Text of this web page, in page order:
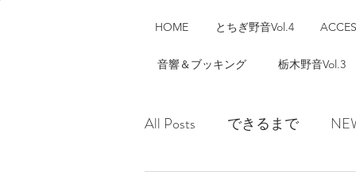
HOME とちぎ野音Vol.4
音響＆ブッキング 栃木野音Vol.3
All Posts できるまで